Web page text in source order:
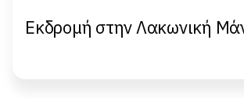
Εκδρομή στην Λακωνική